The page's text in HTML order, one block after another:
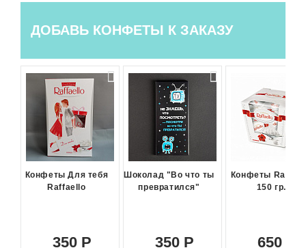
ДОБАВЬ КОНФЕТЫ К ЗАКАЗУ
Конфеты Для тебя
Raffaello
350
Шоколад "Во что ты
превратился"
350
Конфеты
150 гр.
650